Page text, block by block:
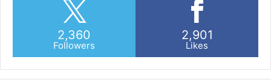
2,360
Followers
2,901
Likes